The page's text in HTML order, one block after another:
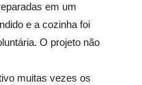
em um
e a cozinha foi
O projeto não
muitas vezes os